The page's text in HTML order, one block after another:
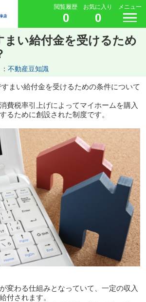
閲覧履歴
0
お気に入り
0
メニュー
まい給付金を受けるため
不動産豆知識
まい給付金を受けるための条件について
費税率引上げによってマイホームを購入
るために創設された制度です。
変わる仕組みとなっていて、一定の収入
付されます。